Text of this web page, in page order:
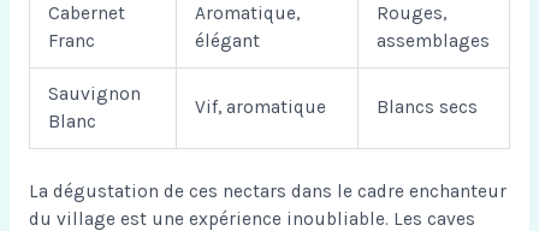
Cabernet
Franc
Aromatique,
élégant
Rouges,
assemblages
Sauvignon
Blanc
Vif, aromatique Blancs secs
La dégustation de ces nectars dans le cadre enchanteur
du village est une expérience inoubliable. Les caves